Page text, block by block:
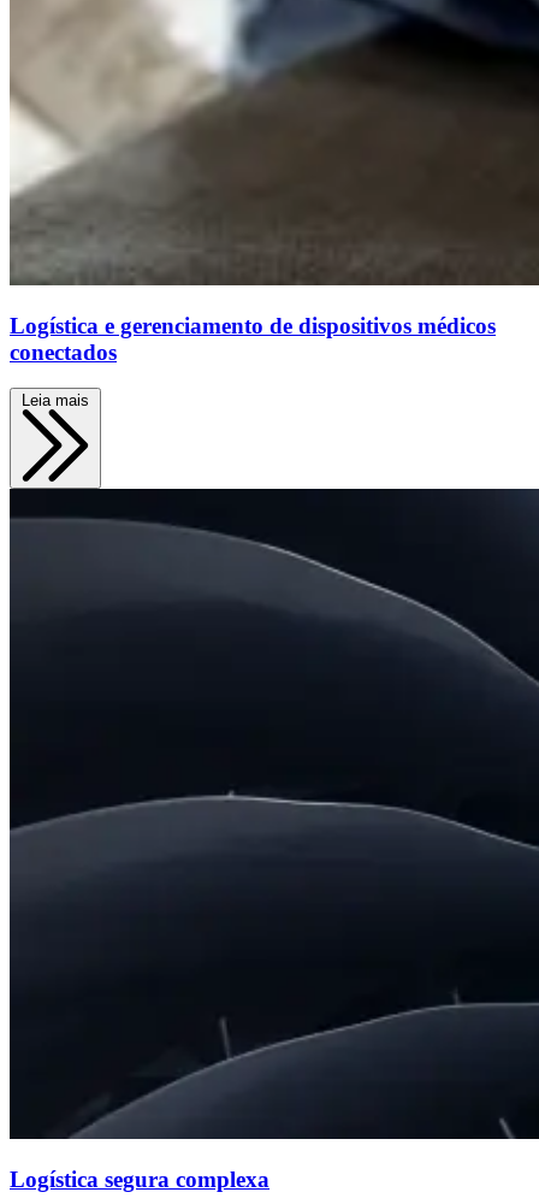
Logística e gerenciamento de dispositivos médicos
conectados
Leia mais
Logística segura complexa